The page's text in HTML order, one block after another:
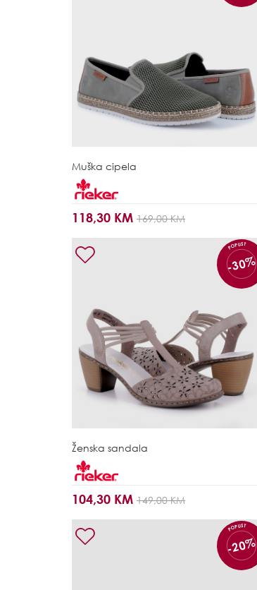
Muška cipela
118,30 KM 169,00 KM
POPUST
-30%
Ženska sandala
104,30 KM 149,00 KM
POPUST
-20%